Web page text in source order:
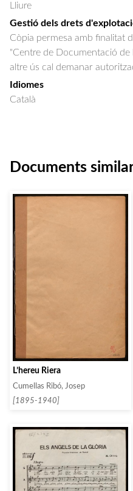
Lliure
Gestió dels drets
Còpia permesa amb finalitat
"Centre de Documentació de
altre ús cal demanar
Idiomes
Català
Documents
L’hereu Riera
Cumellas Ribó, Josep
[1895-1940]